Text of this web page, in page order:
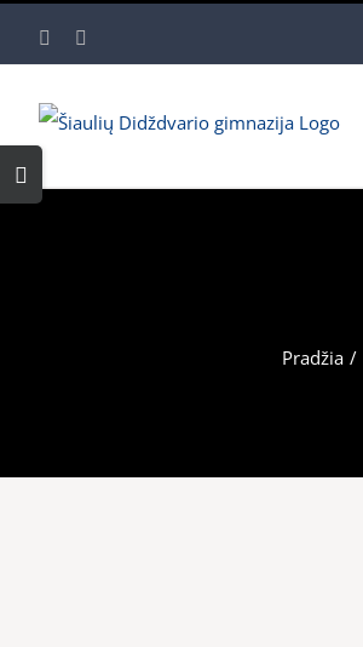
Facebook
Pradžia /
Toggle
Sliding